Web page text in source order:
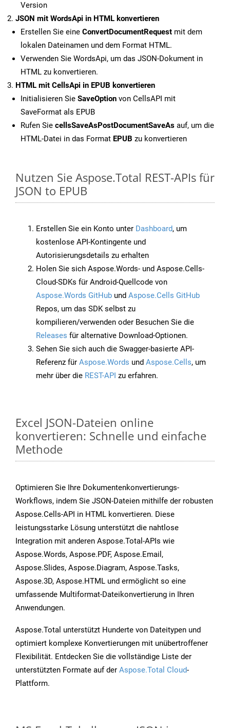
Version
JSON mit WordsApi in HTML konvertieren
Erstellen Sie eine ConvertDocumentRequest mit dem
lokalen Dateinamen und dem Format HTML.
Verwenden Sie WordsApi, um das JSON-Dokument in
HTML zu konvertieren.
HTML mit CellsApi in EPUB konvertieren
Initialisieren Sie SaveOption von CellsAPI mit
SaveFormat als EPUB
Rufen Sie cellsSaveAsPostDocumentSaveAs auf, um die
HTML-Datei in das Format EPUB zu konvertieren
Nutzen Sie Aspose.Total REST-APIs für
JSON to EPUB
Erstellen Sie ein Konto unter Dashboard, um
kostenlose API-Kontingente und
Autorisierungsdetails zu erhalten
Holen Sie sich Aspose.Words- und Aspose.Cells-
Cloud-SDKs für Android-Quellcode von
Aspose.Words GitHub und Aspose.Cells GitHub
Repos, um das SDK selbst zu
kompilieren/verwenden oder Besuchen Sie die
Releases für alternative Download-Optionen.
Sehen Sie sich auch die Swagger-basierte API-
Referenz für Aspose.Words und Aspose.Cells, um
mehr über die REST-API zu erfahren.
Excel JSON-Dateien online
konvertieren: Schnelle und einfache
Methode
Optimieren Sie Ihre Dokumentenkonvertierungs-
Workflows, indem Sie JSON-Dateien mithilfe der robusten
Aspose.Cells-API in HTML konvertieren. Diese
leistungsstarke Lösung unterstützt die nahtlose
Integration mit anderen Aspose.Total-APIs wie
Aspose.Words, Aspose.PDF, Aspose.Email,
Aspose.Slides, Aspose.Diagram, Aspose.Tasks,
Aspose.3D, Aspose.HTML und ermöglicht so eine
umfassende Multiformat-Dateikonvertierung in Ihren
Anwendungen.
Aspose.Total unterstützt Hunderte von Dateitypen und
optimiert komplexe Konvertierungen mit unübertroffener
Flexibilität. Entdecken Sie die vollständige Liste der
unterstützten Formate auf der Aspose.Total Cloud-
Plattform.